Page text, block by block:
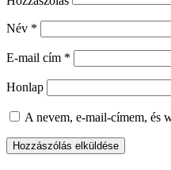
Név *
E-mail cím *
Honlap
A nevem, e-mail-címem, és